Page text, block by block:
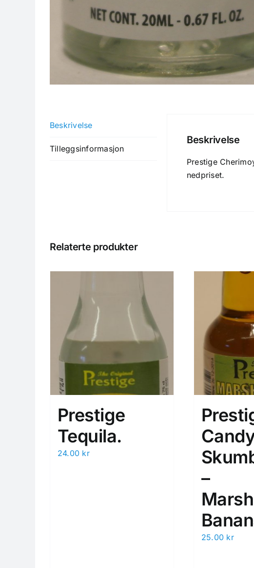
Beskrivelse
Tilleggsinformasjon
Beskrivelse
Prestige
nedpriset.
Relaterte produkter
Prestige
Tequila.
24.00 kr
–
25.00 kr